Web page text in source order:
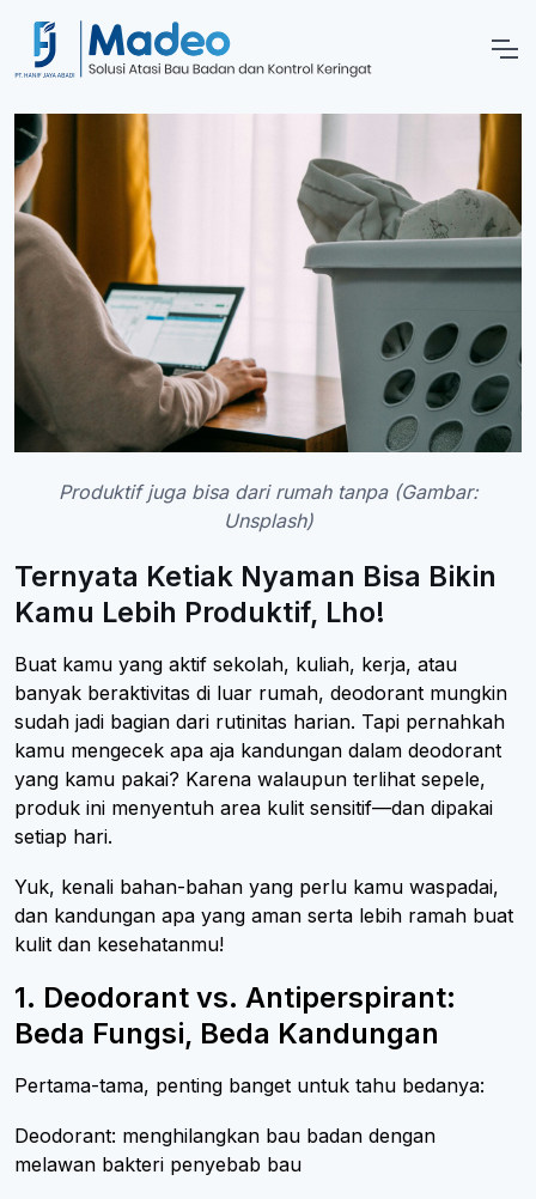
Produktif juga bisa dari rumah tanpa (Gambar:
Unsplash)
Ternyata Ketiak Nyaman Bisa Bikin
Kamu Lebih Produktif, Lho!
Buat kamu yang aktif sekolah, kuliah, kerja, atau
banyak beraktivitas di luar rumah, deodorant mungkin
sudah jadi bagian dari rutinitas harian. Tapi pernahkah
kamu mengecek apa aja kandungan dalam deodorant
yang kamu pakai? Karena walaupun terlihat sepele,
produk ini menyentuh area kulit sensitif—dan dipakai
setiap hari.
Yuk, kenali bahan-bahan yang perlu kamu waspadai,
dan kandungan apa yang aman serta lebih ramah buat
kulit dan kesehatanmu!
1. Deodorant vs. Antiperspirant:
Beda Fungsi, Beda Kandungan
Pertama-tama, penting banget untuk tahu bedanya:
Deodorant: menghilangkan bau badan dengan
melawan bakteri penyebab bau